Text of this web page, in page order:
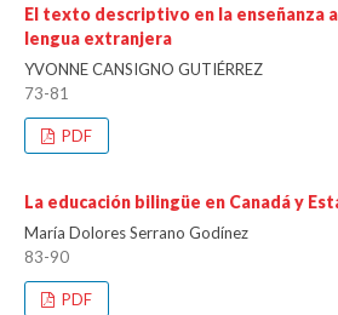
El texto descriptivo en la enseñanza
lengua extranjera
YVONNE CANSIGNO GUTIÉRREZ
73-81
PDF
La educación bilingüe en Canadá y
María Dolores Serrano Godínez
83-90
PDF